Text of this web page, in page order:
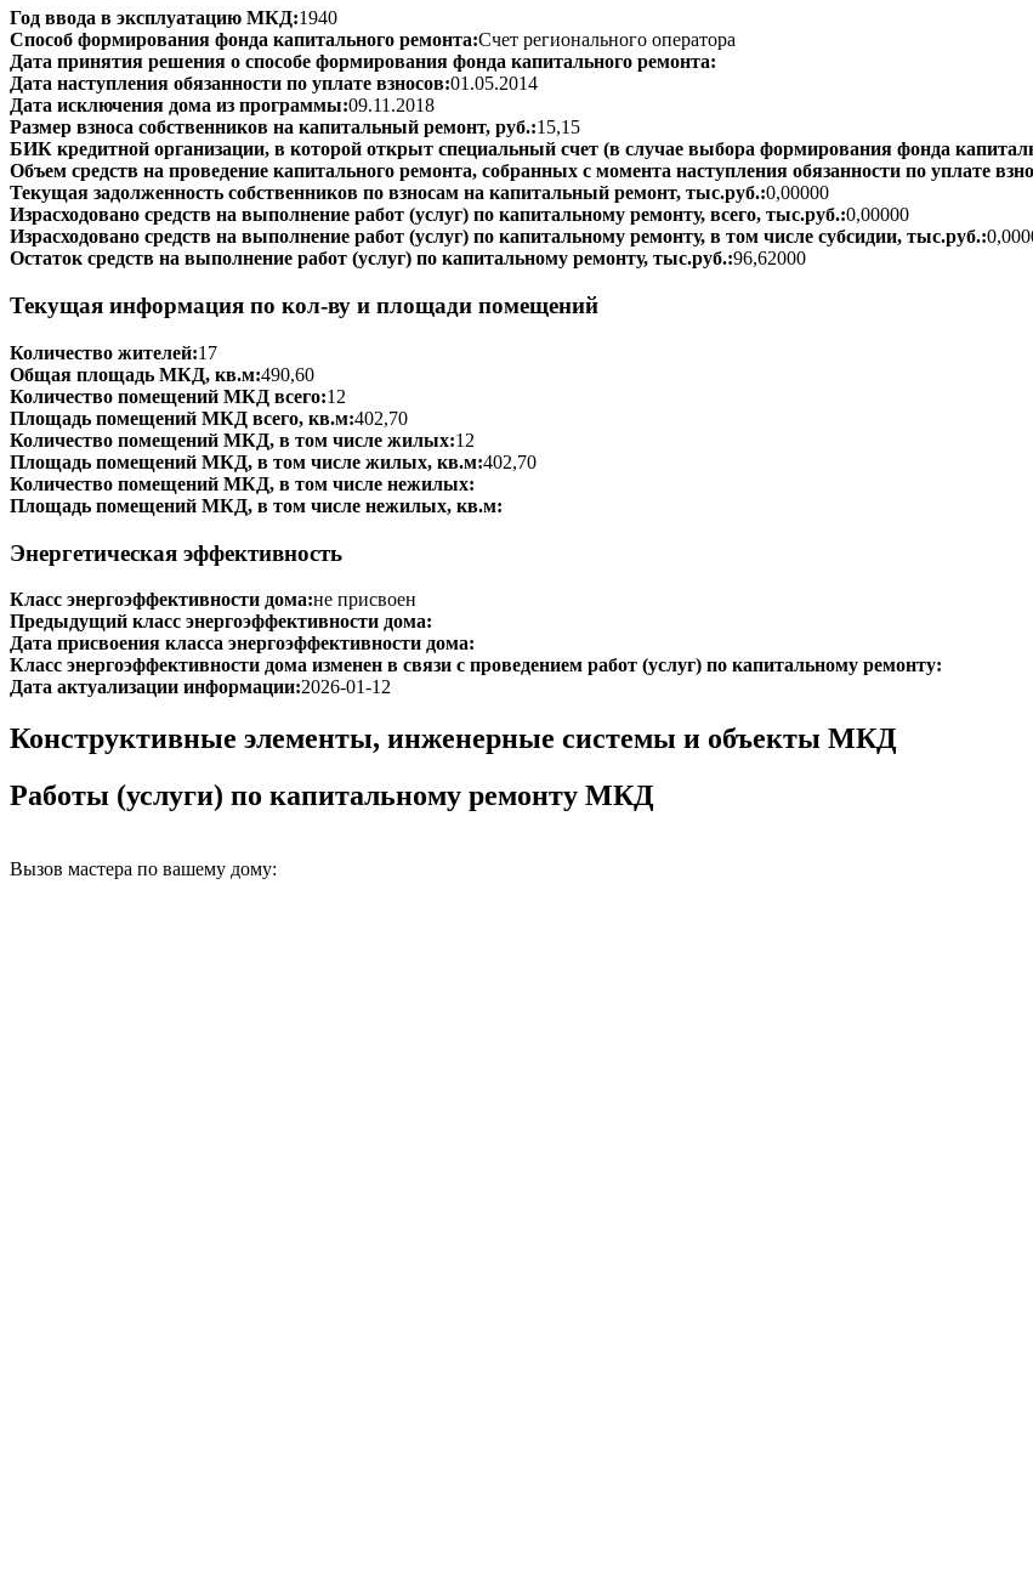
Год ввода в эксплуатацию МКД:1940
Способ формирования фонда капитального ремонта:Счет регионального оператора
Дата принятия решения о способе формирования фонда капитального ремонта:
Дата наступления обязанности по уплате взносов:01.05.2014
Дата исключения дома из программы:09.11.2018
Размер взноса собственников на капитальный ремонт, руб.:15,15
БИК кредитной организации, в которой открыт специальный счет (в случае выбора формирования фонда
Объем средств на проведение капитального ремонта, собранных с момента наступления обязанности по уплате
Текущая задолженность собственников по взносам на капитальный ремонт, тыс.руб.:0,00000
Израсходовано средств на выполнение работ (услуг) по капитальному ремонту, всего, тыс.руб.:0,00000
Израсходовано средств на выполнение работ (услуг) по капитальному ремонту, в том числе субсидии, тыс.руб.:
Остаток средств на выполнение работ (услуг) по капитальному ремонту, тыс.руб.:96,62000
Текущая информация по кол-ву и площади помещений
Количество жителей:17
Общая площадь МКД, кв.м:490,60
Количество помещений МКД всего:12
Площадь помещений МКД всего, кв.м:402,70
Количество помещений МКД, в том числе жилых:12
Площадь помещений МКД, в том числе жилых, кв.м:402,70
Количество помещений МКД, в том числе нежилых:
Площадь помещений МКД, в том числе нежилых, кв.м:
Энергетическая эффективность
Класс энергоэффективности дома:не присвоен
Предыдущий класс энергоэффективности дома:
Дата присвоения класса энергоэффективности дома:
Класс энергоэффективности дома изменен в связи с проведением работ (услуг) по капитальному ремонту:
Дата актуализации информации:2026-01-12
Конструктивные элементы, инженерные системы и объекты МКД
Работы (услуги) по капитальному ремонту МКД
Вызов мастера по вашему дому: